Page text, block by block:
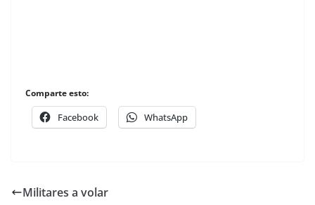
Comparte esto:
Facebook WhatsApp
Militares a volar